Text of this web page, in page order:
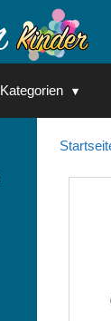
Kategorien